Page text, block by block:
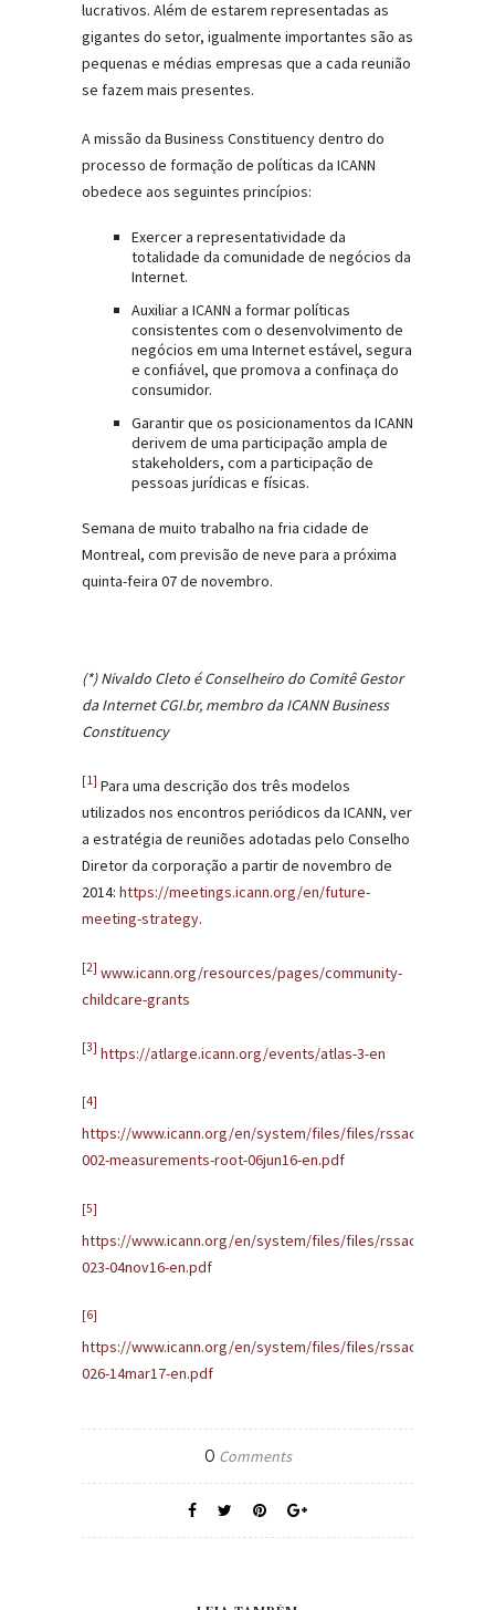
lucrativos. Além de estarem representadas as
gigantes do setor, igualmente importantes são as
pequenas e médias empresas que a cada reunião
se fazem mais presentes.
A missão da Business Constituency dentro do
processo de formação de políticas da ICANN
obedece aos seguintes princípios:
Exercer a representatividade da
totalidade da comunidade de negócios da
Internet.
Auxiliar a ICANN a formar políticas
consistentes com o desenvolvimento de
negócios em uma Internet estável, segura
e confiável, que promova a confinaça do
consumidor.
Garantir que os posicionamentos da ICANN
derivem de uma participação ampla de
stakeholders, com a participação de
pessoas jurídicas e físicas.
Semana de muito trabalho na fria cidade de
Montreal, com previsão de neve para a próxima
quinta-feira 07 de novembro.
(*) Nivaldo Cleto é Conselheiro do Comitê Gestor
da Internet CGI.br, membro da ICANN Business
Constituency
[1] Para uma descrição dos três modelos
utilizados nos encontros periódicos da ICANN, ver
a estratégia de reuniões adotadas pelo Conselho
Diretor da corporação a partir de novembro de
2014: https://meetings.icann.org/en/future-
meeting-strategy.
[2] www.icann.org/resources/pages/community-
childcare-grants
[3] https://atlarge.icann.org/events/atlas-3-en
[4]
https://www.icann.org/en/system/files/files/rssac-
002-measurements-root-06jun16-en.pdf
[5]
https://www.icann.org/en/system/files/files/rssac-
023-04nov16-en.pdf
[6]
https://www.icann.org/en/system/files/files/rssac-
026-14mar17-en.pdf
0 Comments